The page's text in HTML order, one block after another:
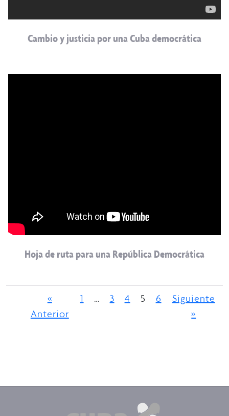
Cambio y justicia por una Cuba democrática
Hoja de ruta para una República Democrática
«
Anterior
1 … 3 4 5 6
Siguiente
»